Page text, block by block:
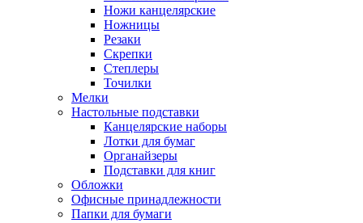
Ножи канцелярские
Ножницы
Резаки
Скрепки
Степлеры
Точилки
Мелки
Настольные подставки
Канцелярские наборы
Лотки для бумаг
Органайзеры
Подставки для книг
Обложки
Офисные принадлежности
Папки для бумаги